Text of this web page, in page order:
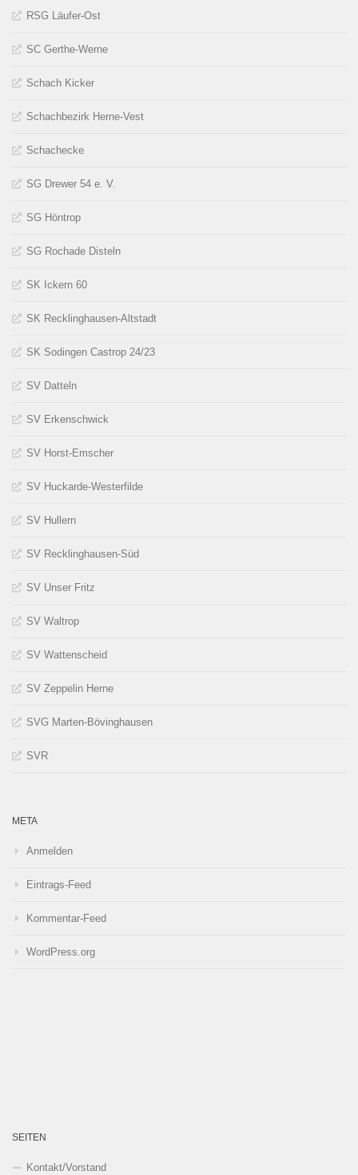
RSG Läufer-Ost
SC Gerthe-Werne
Schach Kicker
Schachbezirk Herne-Vest
Schachecke
SG Drewer 54 e. V.
SG Höntrop
SG Rochade Disteln
SK Ickern 60
SK Recklinghausen-Altstadt
SK Sodingen Castrop 24/23
SV Datteln
SV Erkenschwick
SV Horst-Emscher
SV Huckarde-Westerfilde
SV Hullern
SV Recklinghausen-Süd
SV Unser Fritz
SV Waltrop
SV Wattenscheid
SV Zeppelin Herne
SVG Marten-Bövinghausen
SVR
META
Anmelden
Eintrags-Feed
Kommentar-Feed
WordPress.org
SEITEN
Kontakt/Vorstand